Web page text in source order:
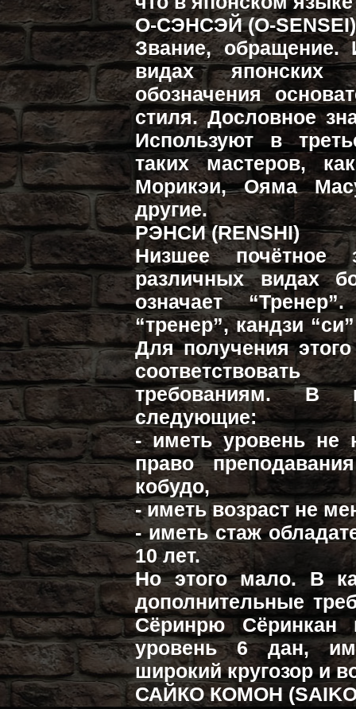
О-СЭНСЭЙ (O-SENSEI)
Звание, обращение.
видах японских
обозначения
стиля. Дословное
Используют в
таких мастеров,
Морикэи, Ояма
другие.
РЭНСИ (RENSHI)
Низшее почётное
различных видах
означает
“тренер”, кандзи
Для получения
требованиям. В
следующие:
- иметь уровень не
право
кобудо,
- иметь возраст не
- иметь стаж
10 лет.
Но этого мало. В
дополнительные
Сёринрю Сёринкан
уровень 6 дан,
широкий кругозор и
САЙКО КОМОН (SAIKO